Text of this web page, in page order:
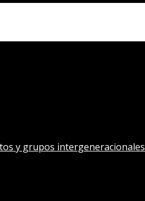
y grupos intergeneracionales